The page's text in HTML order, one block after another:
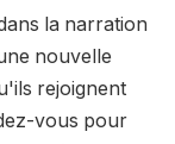
la narration
nouvelle
rejoignent
vous pour